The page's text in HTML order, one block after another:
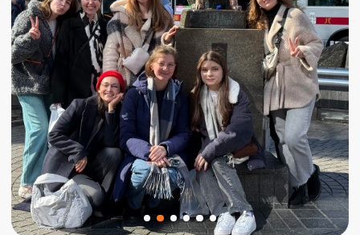
Чтобы уравновесить впечатления, посетим
Сэнсо-дзи — старейший буддийский храм
Токио, где сможем проникнуться
атмосферой старой Японии. Кстати, рядом
с храмом находится набережная с видом
на знаменитую Tokyo Skytree, сверкающую
в небе. Обязательно заглянем и в музей
TeamLab Planets — настоящее цифровое
чудо.
Вечером отправимся в Синдзюку, район,
где неоновые витрины впечатля
голограммами, а из-за угла выглядывает
огромная Годзилла. Найдем знаменитого
3D-кота и посмотрим световое шоу на
здании мэрии.